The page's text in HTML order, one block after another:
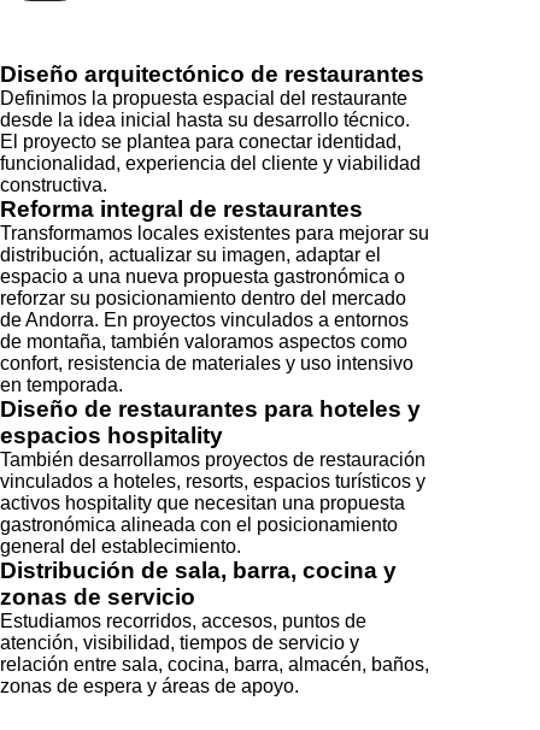
Diseño arquitectónico de restaurantes
Definimos la propuesta espacial del restaurante
desde la idea inicial hasta su desarrollo técnico.
El proyecto se plantea para conectar identidad,
funcionalidad, experiencia del cliente y viabilidad
constructiva.
Reforma integral de restaurantes
Transformamos locales existentes para mejorar su
distribución, actualizar su imagen, adaptar el
espacio a una nueva propuesta gastronómica o
reforzar su posicionamiento dentro del mercado
de Andorra. En proyectos vinculados a entornos
de montaña, también valoramos aspectos como
confort, resistencia de materiales y uso intensivo
en temporada.
Diseño de restaurantes para hoteles y
espacios hospitality
También desarrollamos proyectos de restauración
vinculados a hoteles, resorts, espacios turísticos y
activos hospitality que necesitan una propuesta
gastronómica alineada con el posicionamiento
general del establecimiento.
Distribución de sala, barra, cocina y
zonas de servicio
Estudiamos recorridos, accesos, puntos de
atención, visibilidad, tiempos de servicio y
relación entre sala, cocina, barra, almacén, baños,
zonas de espera y áreas de apoyo.